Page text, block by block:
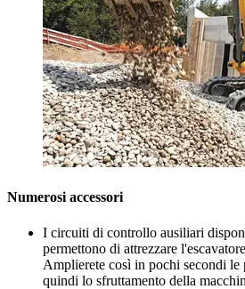
Numerosi accessori
I circuiti di controllo ausiliari
permettono di attrezzare
Amplierete così in pochi secondi
quindi lo sfruttamento della